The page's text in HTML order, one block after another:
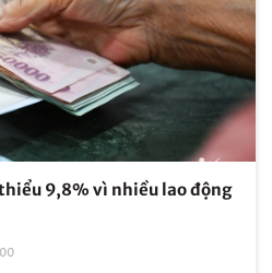
9,8% vì nhiều lao động